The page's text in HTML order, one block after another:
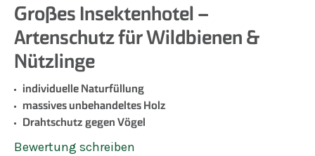
Großes Insektenhotel –
Artenschutz für Wildbienen &
Nützlinge
individuelle Naturfüllung
massives unbehandeltes Holz
Drahtschutz gegen Vögel
Bewertung schreiben